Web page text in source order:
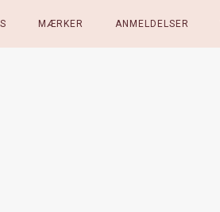
MÆRKER ANMELDELSER